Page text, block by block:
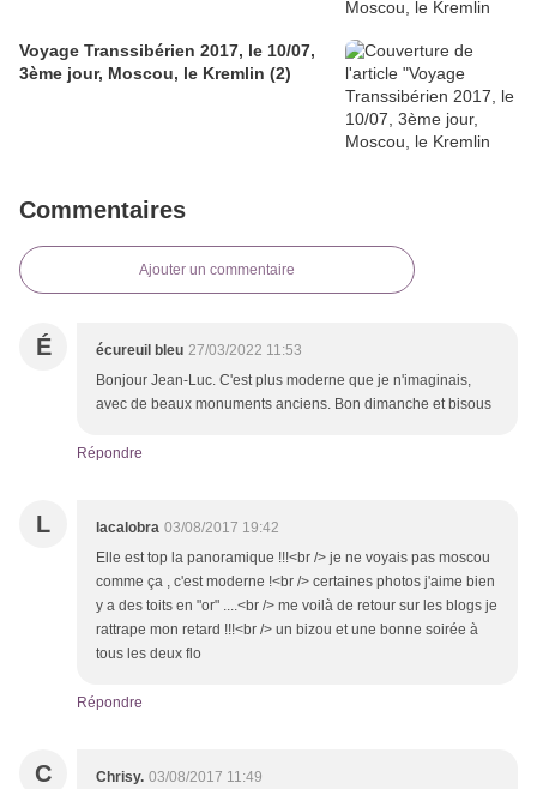
Voyage Transsibérien 2017, le 10/07,
3ème jour, Moscou, le Kremlin (2)
Commentaires
Ajouter un commentaire
É écureuil bleu 27/03/2022 11:53
Bonjour Jean-Luc. C'est plus moderne que je n'imaginais,
avec de beaux monuments anciens. Bon dimanche et bisous
Répondre
L lacalobra 03/08/2017 19:42
Elle est top la panoramique !!!<br /> je ne voyais pas moscou
comme ça , c'est moderne !<br /> certaines photos j'aime bien
y a des toits en "or" ....<br /> me voilà de retour sur les blogs je
rattrape mon retard !!!<br /> un bizou et une bonne soirée à
tous les deux flo
Répondre
C Chrisy. 03/08/2017 11:49